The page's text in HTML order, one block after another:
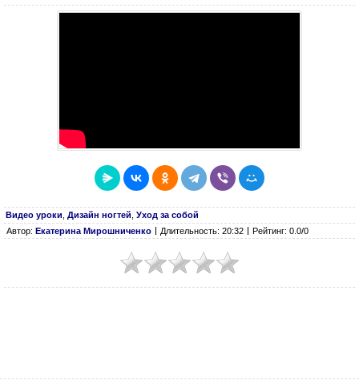
Видео уроки Дизайн ногтей Уход за собой
Автор: Екатерина Мирошниченко Длительность: 20:32 Рейтинг: 0.0/0